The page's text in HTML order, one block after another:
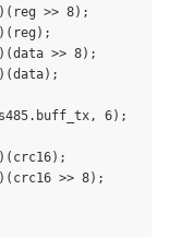
>> 8);
>> 8);
6);
>> 8);